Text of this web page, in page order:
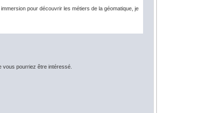
pour découvrir les métiers de la géomatique, je
vous pourriez être intéressé.